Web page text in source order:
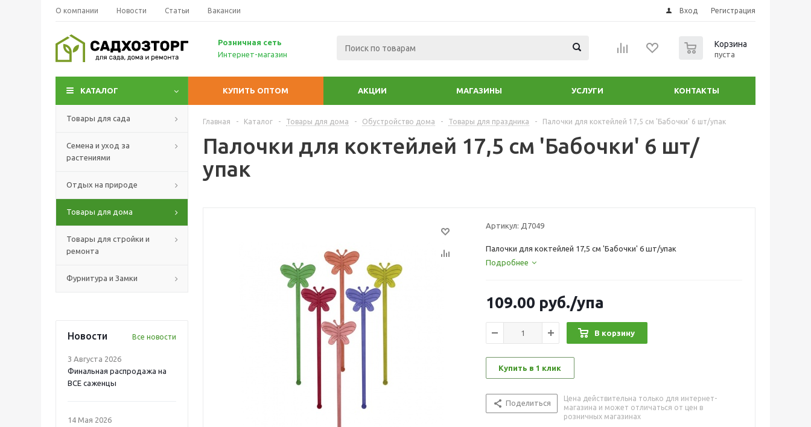
О компании Новости Статьи Вакансии Вход Регистрация
Розничная сеть
Интернет-магазин
Корзина
пуста
КАТАЛОГ КУПИТЬ ОПТОМ АКЦИИ МАГАЗИНЫ УСЛУГИ КОНТАКТЫ
Товары для сада
Семена и уход за
растениями
Отдых на природе
Товары для дома
Товары для стройки и
ремонта
Фурнитура и Замки
Новости Все новости
3 Августа 2026
Финальная распродажа на
ВСЕ саженцы
14 Мая 2026
Главная - Каталог - Товары для дома - Обустройство дома - Товары для праздника - Палочки для коктейлей 17,5 см 'Бабочки' 6 шт/упак
Палочки для коктейлей 17,5 см 'Бабочки' 6 шт/
упак
Артикул: Д7049
Палочки для коктейлей 17,5 см 'Бабочки' 6 шт/упак
Подробнее
109.00 руб./упа
В корзину
Купить в 1 клик
Поделиться
Цена действительна только для интернет-
магазина и может отличаться от цен в
розничных магазинах